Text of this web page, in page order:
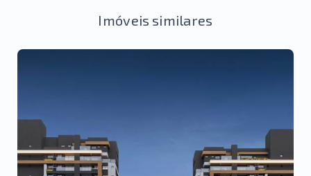
Imóveis similares